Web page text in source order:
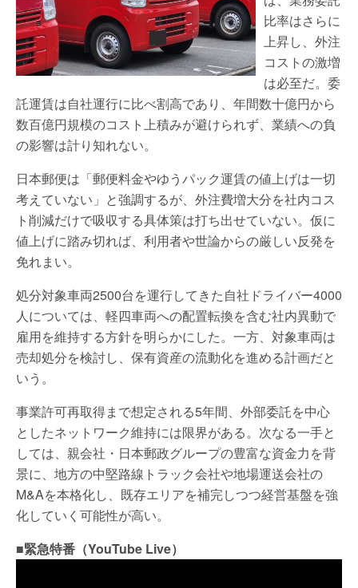
比率はさらに
上昇し、外注
コストの激増
は必至だ。委
託運賃は自社運行に比べ割高であり、年間数十億円から
数百億円規模のコスト上積みが避けられず、業績への負
の影響は計り知れない。
日本郵便は「郵便料金やゆうパック運賃の値上げは一切
考えていない」と強調するが、外注費増大分を社内コス
ト削減だけで吸収する具体策は打ち出せていない。仮に
値上げに踏み切れば、利用者や世論からの厳しい反発を
免れまい。
処分対象車両2500台を運行してきた自社ドライバー4000
人については、軽四車両への配置転換を含む社内異動で
雇用を維持する方針を明らかにした。一方、対象車両は
売却処分を検討し、保有資産の流動化を進める計画だと
いう。
事業許可再取得まで想定される5年間、外部委託を中心
としたネットワーク維持には限界がある。次なる一手と
しては、親会社・日本郵政グループの豊富な資金力を背
景に、地方の中堅路線トラック会社や地場運送会社の
M&Aを本格化し、既存エリアを補完しつつ経営基盤を強
化していく可能性が高い。
■緊急特番（YouTube Live）